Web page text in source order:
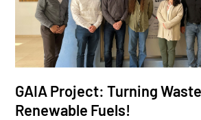
GAIA Project: Turning
Renewable Fuels!